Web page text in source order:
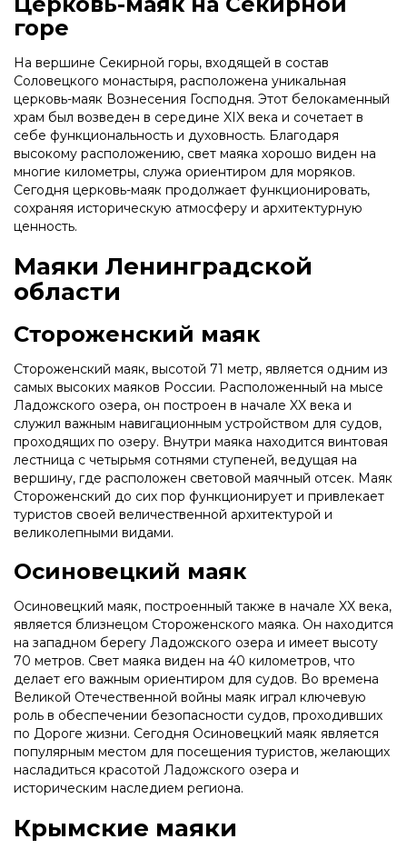
горе
На вершине Секирной горы, входящей в состав
Соловецкого монастыря, расположена уникальная
церковь-маяк Вознесения Господня. Этот белокаменный
храм был возведен в середине XIX века и сочетает в
себе функциональность и духовность. Благодаря
высокому расположению, свет маяка хорошо виден на
многие километры, служа ориентиром для моряков.
Сегодня церковь-маяк продолжает функционировать,
сохраняя историческую атмосферу и архитектурную
ценность.
Маяки Ленинградской
области
Стороженский маяк
Стороженский маяк, высотой 71 метр, является одним из
самых высоких маяков России. Расположенный на мысе
Ладожского озера, он построен в начале XX века и
служил важным навигационным устройством для судов,
проходящих по озеру. Внутри маяка находится винтовая
лестница с четырьмя сотнями ступеней, ведущая на
вершину, где расположен световой маячный отсек. Маяк
Стороженский до сих пор функционирует и привлекает
туристов своей величественной архитектурой и
великолепными видами.
Осиновецкий маяк
Осиновецкий маяк, построенный также в начале XX века,
является близнецом Стороженского маяка. Он находится
на западном берегу Ладожского озера и имеет высоту
70 метров. Свет маяка виден на 40 километров, что
делает его важным ориентиром для судов. Во времена
Великой Отечественной войны маяк играл ключевую
роль в обеспечении безопасности судов, проходивших
по Дороге жизни. Сегодня Осиновецкий маяк является
популярным местом для посещения туристов, желающих
насладиться красотой Ладожского озера и
историческим наследием региона.
Крымские маяки